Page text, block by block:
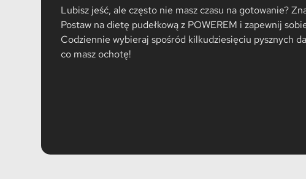
Lubisz jeść, ale często nie masz czasu na gotowanie?
Postaw na dietę pudełkową z POWEREM i zapewnij
Codziennie wybieraj spośród kilkudziesięciu pysznych
co masz ochotę!